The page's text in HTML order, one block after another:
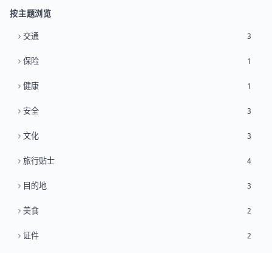
按主题浏览
交通 3
保险 1
健康 1
安全 3
文化 3
旅行贴士 4
目的地 3
美食 2
证件 2